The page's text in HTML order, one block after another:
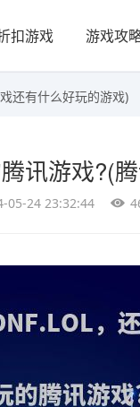
扣游戏 游戏攻
还有什么好玩的游戏)
讯游戏?(
05-24 23:32:44